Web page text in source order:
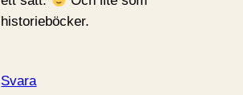
historieböcker.
Svara